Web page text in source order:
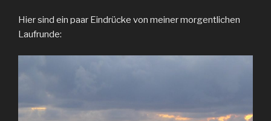
Hier sind ein paar Eindrücke von meiner morgentlichen
Laufrunde: